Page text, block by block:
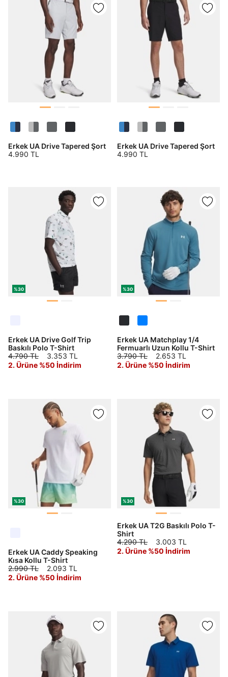
DOĞRU UNDER
ARMOUR SİTESİNDE
Hangi bölgede alışveriş yapmak istersin?
Tümünü Gör
Erkek UA Drive Tapered Şort
4.990 TL
Erkek UA Drive Tapered Şort
4.990 TL
%30
Erkek UA Drive Golf Trip
Baskılı Polo T-Shirt
4.790 TL
3.353 TL
2. Ürüne %50 İndirim
%30
Erkek UA Matchplay 1/4
Fermuarlı Uzun Kollu T-Shirt
3.790 TL
2.653 TL
2. Ürüne %50 İndirim
%30
Erkek UA Caddy Speaking
Kısa Kollu T-Shirt
2.990 TL
2.093 TL
2. Ürüne %50 İndirim
%30
Erkek UA T2G Baskılı Polo T-
Shirt
4.290 TL
3.003 TL
2. Ürüne %50 İndirim